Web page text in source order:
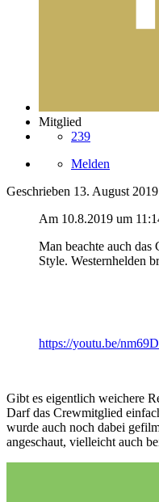
Mitglied
239
Melden
Geschrieben 13. August 2019
Am 10.8.2019 um
Man beachte auch
Style. Westernhelden
https://youtu.be/
Gibt es eigentlich weichere
Darf das Crewmitglied
wurde auch noch dabei
angeschaut, vielleicht auch